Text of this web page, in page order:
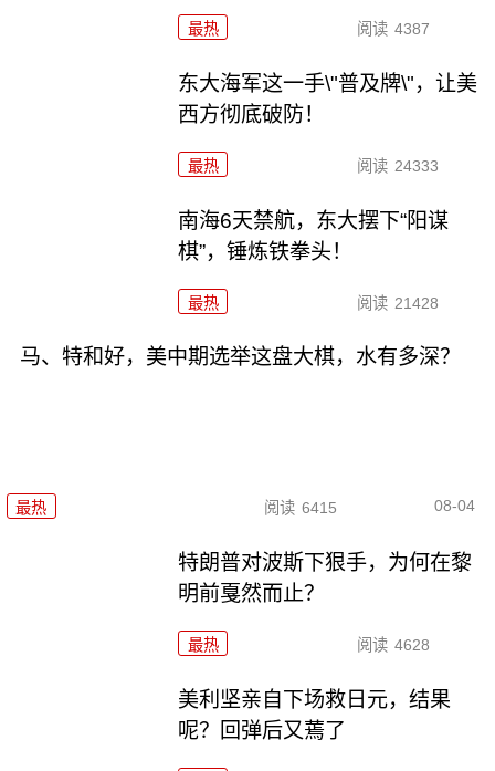
最热 阅读 4387
东大海军这一手\"普及牌\"，让美
西方彻底破防！
最热 阅读 24333
南海6天禁航，东大摆下“阳谋
棋”，锤炼铁拳头！
最热 阅读 21428
马、特和好，美中期选举这盘大棋，水有多深？
最热 阅读 6415 08-04
特朗普对波斯下狠手，为何在黎
明前戛然而止？
最热 阅读 4628
美利坚亲自下场救日元，结果
呢？回弹后又蔫了